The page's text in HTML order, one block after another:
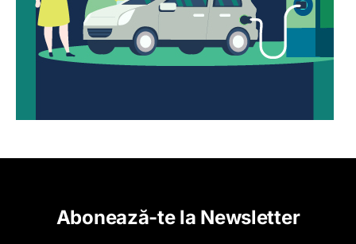
Abonează-te la Newsletter